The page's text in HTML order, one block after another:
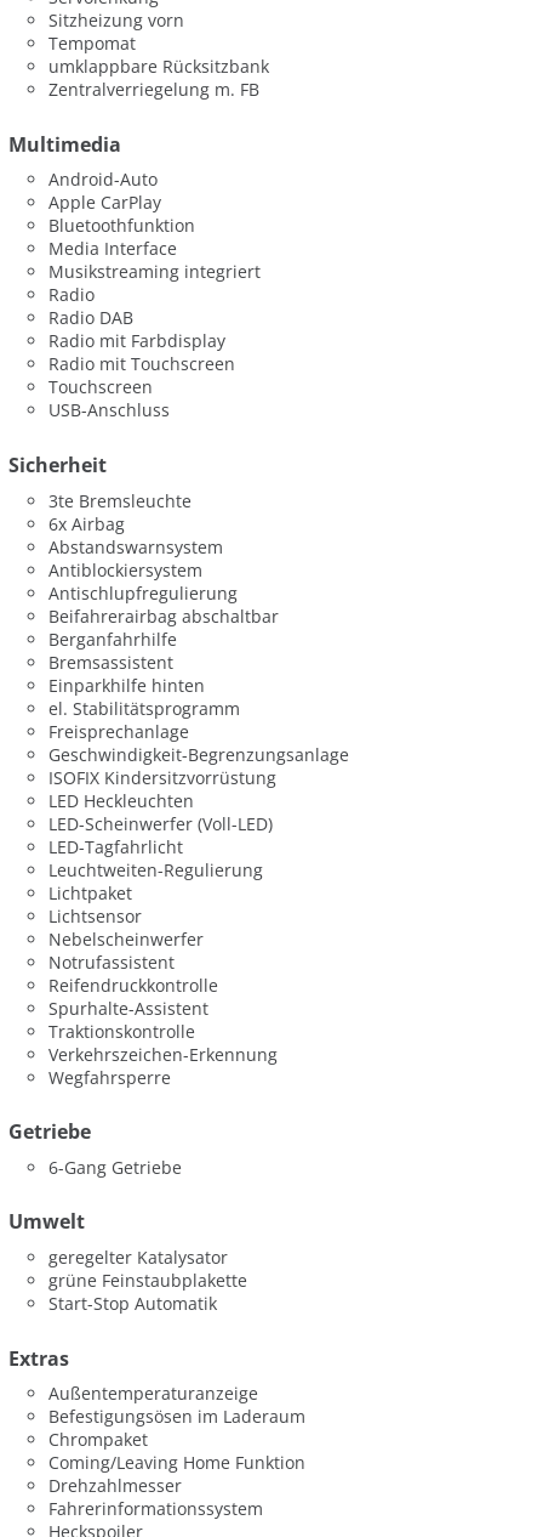
Sitzheizung vorn
Tempomat
umklappbare Rücksitzbank
Zentralverriegelung m. FB
Multimedia
Android-Auto
Apple CarPlay
Bluetoothfunktion
Media Interface
Musikstreaming integriert
Radio
Radio DAB
Radio mit Farbdisplay
Radio mit Touchscreen
Touchscreen
USB-Anschluss
Sicherheit
3te Bremsleuchte
6x Airbag
Abstandswarnsystem
Antiblockiersystem
Antischlupfregulierung
Beifahrerairbag abschaltbar
Berganfahrhilfe
Bremsassistent
Einparkhilfe hinten
el. Stabilitätsprogramm
Freisprechanlage
Geschwindigkeit-Begrenzungsanlage
ISOFIX Kindersitzvorrüstung
LED Heckleuchten
LED-Scheinwerfer (Voll-LED)
LED-Tagfahrlicht
Leuchtweiten-Regulierung
Lichtpaket
Lichtsensor
Nebelscheinwerfer
Notrufassistent
Reifendruckkontrolle
Spurhalte-Assistent
Traktionskontrolle
Verkehrszeichen-Erkennung
Wegfahrsperre
Getriebe
6-Gang Getriebe
Umwelt
geregelter Katalysator
grüne Feinstaubplakette
Start-Stop Automatik
Extras
Außentemperaturanzeige
Befestigungsösen im Laderaum
Chrompaket
Coming/Leaving Home Funktion
Drehzahlmesser
Fahrerinformationssystem
Heckspoiler